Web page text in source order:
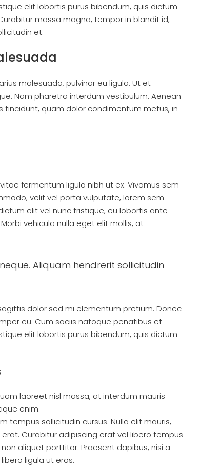
elit lobortis purus bibendum, quis dictum
massa magna, tempor in blandit id,
et.
malesuada, pulvinar eu ligula. Ut et
Nam pharetra interdum vestibulum. Aenean
tincidunt, quam dolor condimentum metus, in
fermentum ligula nibh ut ex. Vivamus sem
velit vel porta vulputate, lorem sem
elit vel nunc tristique, eu lobortis ante
vehicula nulla eget elit mollis, at
Aliquam hendrerit sollicitudin
dolor sed mi elementum pretium. Donec
eu. Cum sociis natoque penatibus et
elit lobortis purus bibendum, quis dictum
laoreet nisl massa, at interdum mauris
enim.
tempus sollicitudin cursus. Nulla elit mauris,
Curabitur adipiscing erat vel libero tempus
aliquet porttitor. Praesent dapibus, nisi a
ligula ut eros.